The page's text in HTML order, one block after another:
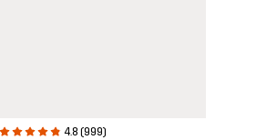
4.8 (999)